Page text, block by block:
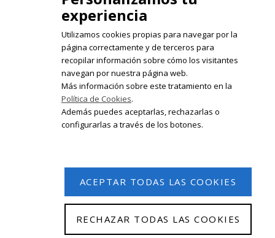
Registrate en nuestro boletín de
noticias
© 2026 Isabel Olleta. Todos los derechos reservados.
experiencia
Utilizamos cookies propias para navegar por la
página correctamente y de terceros para
recopilar información sobre cómo los visitantes
navegan por nuestra página web.
Más información sobre este tratamiento en la
Política de Cookies.
Además puedes aceptarlas, rechazarlas o
configurarlas a través de los botones.
ACEPTAR TODAS LAS COOKIES
RECHAZAR TODAS LAS COOKIES